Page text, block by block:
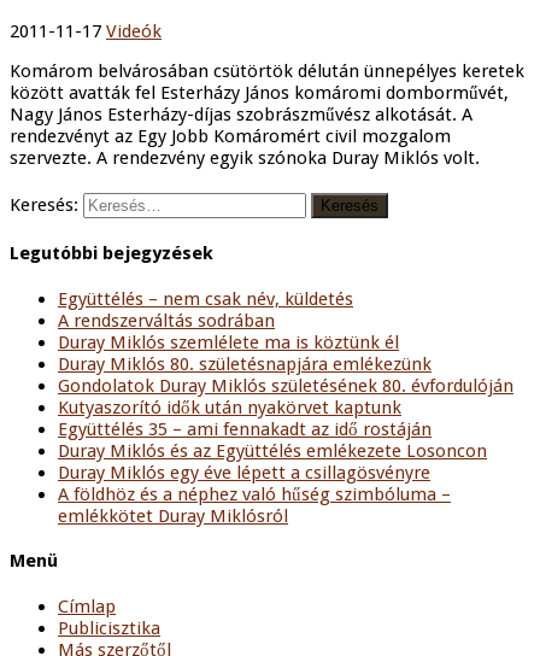
2011-11-17 Videók
Komárom belvárosában csütörtök délután ünnepélyes keretek
között avatták fel Esterházy János komáromi domborművét,
Nagy János Esterházy-díjas szobrászművész alkotását. A
rendezvényt az Egy Jobb Komáromért civil mozgalom
szervezte. A rendezvény egyik szónoka Duray Miklós volt.
Keresés:
Legutóbbi bejegyzések
Együttélés – nem csak név, küldetés
A rendszerváltás sodrában
Duray Miklós szemlélete ma is köztünk él
Duray Miklós 80. születésnapjára emlékezünk
Gondolatok Duray Miklós születésének 80. évfordulóján
Kutyaszorító idők után nyakörvet kaptunk
Együttélés 35 – ami fennakadt az idő rostáján
Duray Miklós és az Együttélés emlékezete Losoncon
Duray Miklós egy éve lépett a csillagösvényre
A földhöz és a néphez való hűség szimbóluma –
emlékkötet Duray Miklósról
Menü
Címlap
Publicisztika
Más szerzőtől